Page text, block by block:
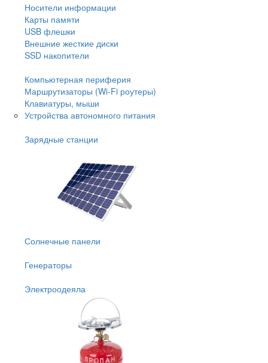
Носители информации
Карты памяти
USB флешки
Внешние жесткие диски
SSD накопители
Компьютерная периферия
Маршрутизаторы (Wi-Fi роутеры)
Клавиатуры, мыши
Устройства автономного питания
Зарядные станции
Солнечные панели
Генераторы
Электроодеяла